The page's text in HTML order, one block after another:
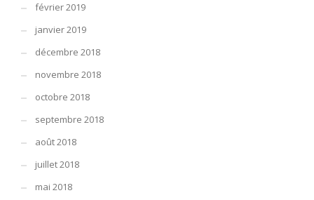
février 2019
janvier 2019
décembre 2018
novembre 2018
octobre 2018
septembre 2018
août 2018
juillet 2018
mai 2018